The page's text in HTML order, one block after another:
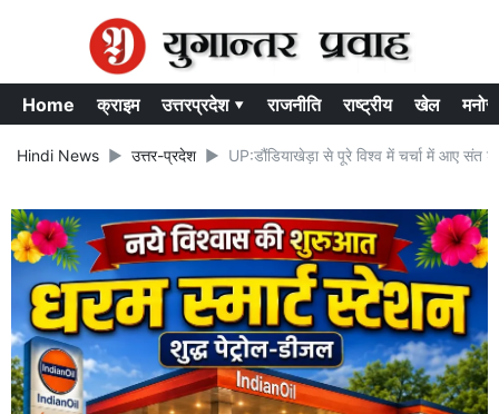
Home क्राइम उत्तरप्रदेश ▾ राजनीति राष्ट्रीय खेल
Hindi News उत्तर-प्रदेश UP:डौंडियाखेड़ा से पूरे विश्व में चर्चा में आए संत